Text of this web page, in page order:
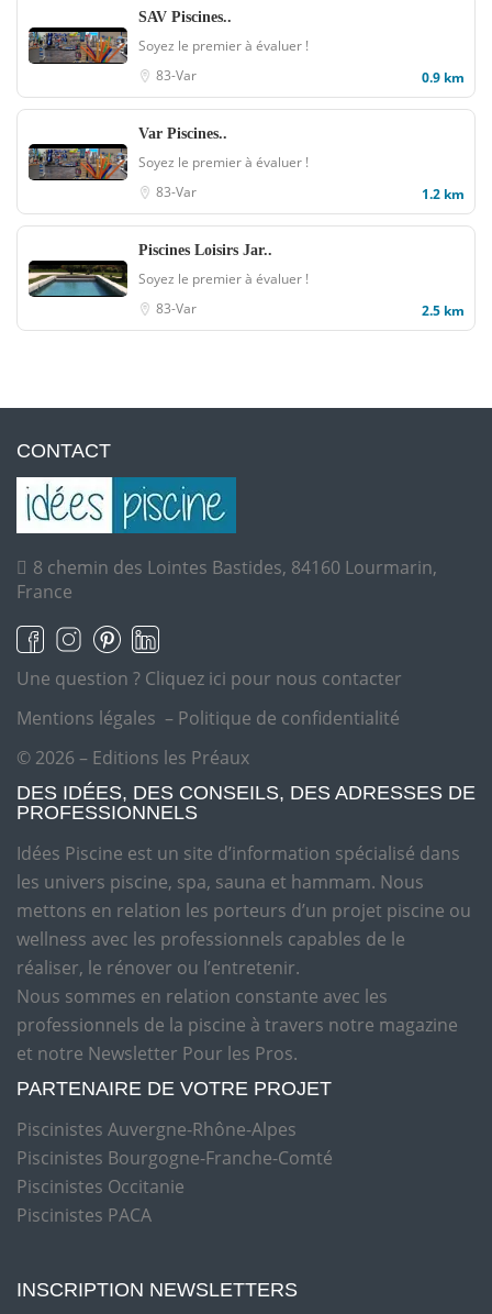
SAV Piscines..
Soyez le premier à évaluer !
83-Var
0.9 km
Var Piscines..
Soyez le premier à évaluer !
83-Var
1.2 km
Piscines Loisirs Jar..
Soyez le premier à évaluer !
83-Var
2.5 km
CONTACT
8 chemin des Lointes Bastides, 84160 Lourmarin,
France
Une question ? Cliquez ici pour nous contacter
Mentions légales – Politique de confidentialité
© 2026 – Editions les Préaux
DES IDÉES, DES CONSEILS, DES ADRESSES DE
PROFESSIONNELS
Idées Piscine est un site d’information spécialisé dans
les univers piscine, spa, sauna et hammam. Nous
mettons en relation les porteurs d’un projet piscine ou
wellness avec les professionnels capables de le
réaliser, le rénover ou l’entretenir.
Nous sommes en relation constante avec les
professionnels de la piscine à travers notre magazine
et notre Newsletter Pour les Pros.
PARTENAIRE DE VOTRE PROJET
Piscinistes Auvergne-Rhône-Alpes
Piscinistes Bourgogne-Franche-Comté
Piscinistes Occitanie
Piscinistes PACA
INSCRIPTION NEWSLETTERS